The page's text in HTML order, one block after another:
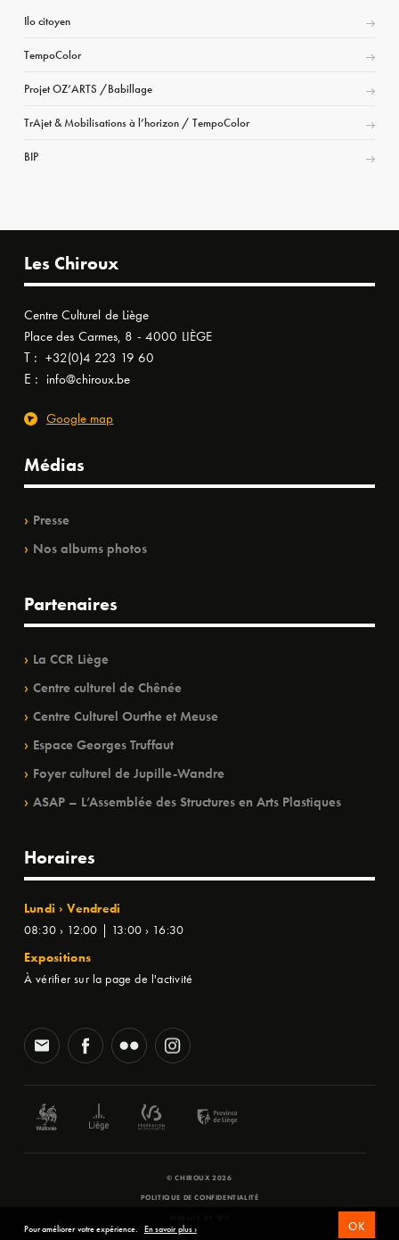
Ilo citoyen
TempoColor
Projet OZ’ARTS /Babillage
TrAjet & Mobilisations à l’horizon / TempoColor
BIP
Les Chiroux
Centre Culturel de Liège
Place des Carmes, 8 - 4000 LIÈGE
T : +32(0)4 223 19 60
E : info@chiroux.be
Google map
Médias
Presse
Nos albums photos
Partenaires
La CCR Liège
Centre culturel de Chênée
Centre Culturel Ourthe et Meuse
Espace Georges Truffaut
Foyer culturel de Jupille-Wandre
ASAP – L’Assemblée des Structures en Arts Plastiques
Horaires
Lundi › Vendredi
08:30 › 12:00 | 13:00 › 16:30
Expositions
À vérifier sur la page de l'activité
© CHIROUX 2026
POLITIQUE DE CONFIDENTIALITÉ
Pour améliorer votre expérience. En savoir plus › OK